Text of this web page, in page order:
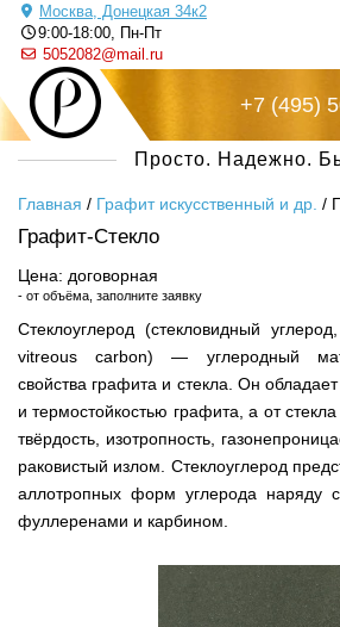
Москва, Донецкая 34к2
9:00-18:00, Пн-Пт
5052082@mail.ru
+7 (495)
Просто. Надежно.
Главная / Графит искусственный и др. /
Графит-Стекло
Цена: договорная
- от объёма, заполните заявку
Стеклоуглерод (стекловидный
vitreous carbon) — углеродный
свойства графита и стекла. Он
и термостойкостью графита, а от
твёрдость, изотропность,
раковистый излом. Стеклоуглерод
аллотропных форм углерода наряду
фуллеренами и карбином.